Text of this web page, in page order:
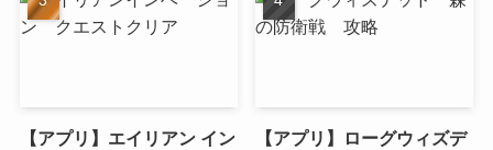
【アプリ】エイリアン イン
【アプリ】ローグウィズデ